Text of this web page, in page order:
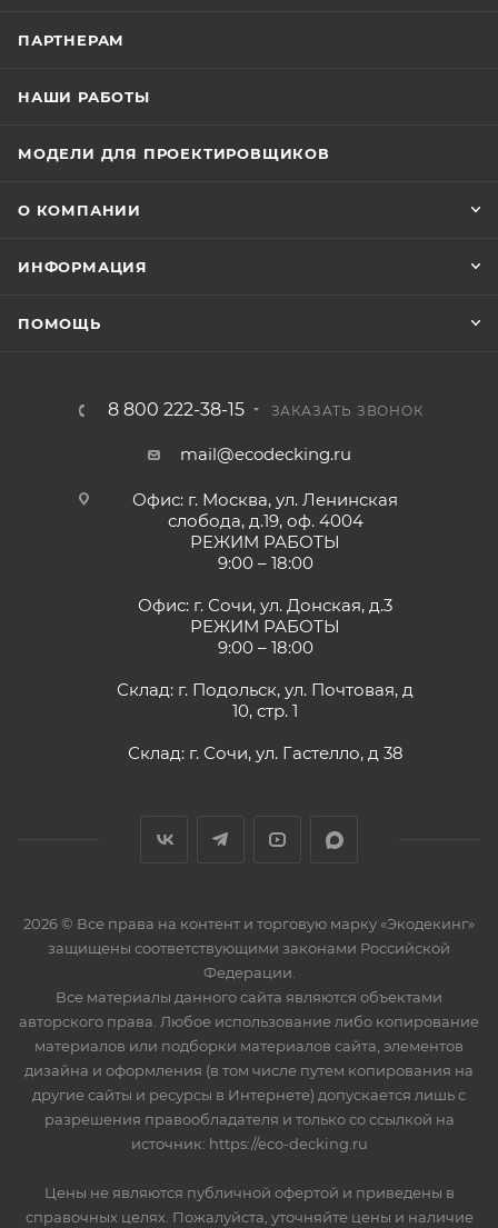
ПАРТНЕРАМ
НАШИ РАБОТЫ
МОДЕЛИ ДЛЯ ПРОЕКТИРОВЩИКОВ
О КОМПАНИИ
ИНФОРМАЦИЯ
ПОМОЩЬ
8 800 222-38-15 ЗАКАЗАТЬ ЗВОНОК
mail@ecodecking.ru
Офис: г. Москва, ул. Ленинская
слобода, д.19, оф. 4004
РЕЖИМ РАБОТЫ
9:00 – 18:00
Офис: г. Сочи, ул. Донская, д.3
РЕЖИМ РАБОТЫ
9:00 – 18:00
Склад: г. Подольск, ул. Почтовая, д
10, стр. 1
Склад: г. Сочи, ул. Гастелло, д 38
2026 © Все права на контент и торговую марку «Экодекинг»
защищены соответствующими законами Российской
Федерации.
Все материалы данного сайта являются объектами
авторского права. Любое использование либо копирование
материалов или подборки материалов сайта, элементов
дизайна и оформления (в том числе путем копирования на
другие сайты и ресурсы в Интернете) допускается лишь с
разрешения правообладателя и только со ссылкой на
источник: https://eco-decking.ru
Цены не являются публичной офертой и приведены в
справочных целях. Пожалуйста, уточняйте цены и наличие